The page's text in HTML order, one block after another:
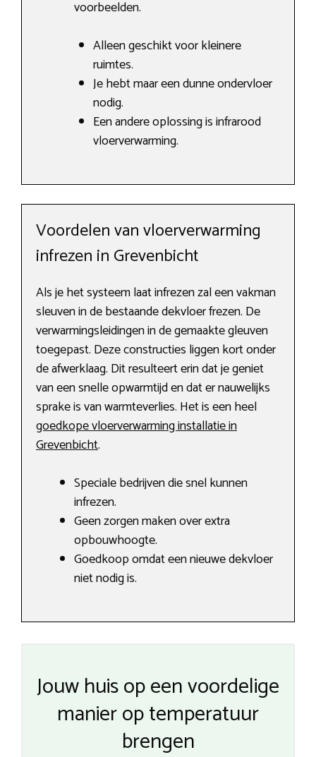
voorbeelden.
Alleen geschikt voor kleinere
ruimtes.
Je hebt maar een dunne ondervloer
nodig.
Een andere oplossing is infrarood
vloerverwarming.
Voordelen van vloerverwarming
infrezen in Grevenbicht
Als je het systeem laat infrezen zal een vakman
sleuven in de bestaande dekvloer frezen. De
verwarmingsleidingen in de gemaakte gleuven
toegepast. Deze constructies liggen kort onder
de afwerklaag. Dit resulteert erin dat je geniet
van een snelle opwarmtijd en dat er nauwelijks
sprake is van warmteverlies. Het is een heel
goedkope vloerverwarming installatie in
Grevenbicht.
Speciale bedrijven die snel kunnen
infrezen.
Geen zorgen maken over extra
opbouwhoogte.
Goedkoop omdat een nieuwe dekvloer
niet nodig is.
Jouw huis op een voordelige
manier op temperatuur
brengen